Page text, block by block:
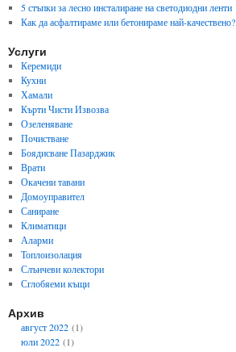
5 стъпки за лесно инсталиране на светодиодни ленти
Как да асфалтираме или бетонираме най-качествено?
Услуги
Керемиди
Кухни
Хамали
Кърти Чисти Извозва
Озеленяване
Почистване
Боядисване Пазарджик
Врати
Окачени тавани
Домоуправител
Саниране
Климатици
Аларми
Топлоизолация
Слънчеви колектори
Сглобяеми къщи
Архив
август 2022(1)
юли 2022(1)